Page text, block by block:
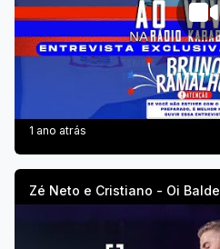
1 ano atrás
Zé Neto e Cristiano - Oi Balde